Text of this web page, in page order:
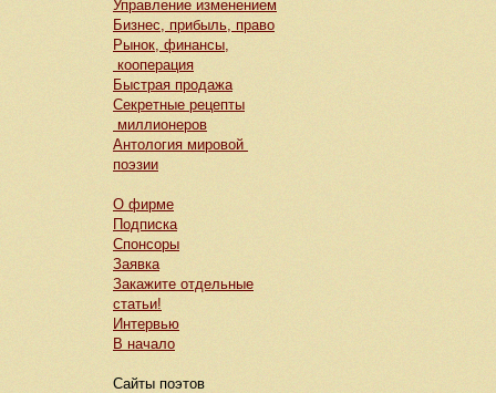
Управление изменением
Бизнес, прибыль, право
Рынок, финансы,
кооперация
Быстрая продажа
Секретные рецепты
миллионеров
Антология мировой
поэзии
О фирме
Подписка
Спонсоры
Заявка
Закажите отдельные
статьи!
Интервью
В начало
Сайты поэтов